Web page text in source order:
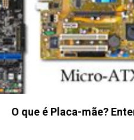
O que é Placa-mãe?